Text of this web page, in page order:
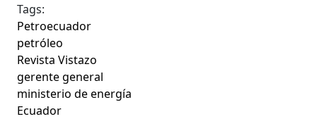
Tags:
Petroecuador
petróleo
Revista Vistazo
gerente general
ministerio de energía
Ecuador